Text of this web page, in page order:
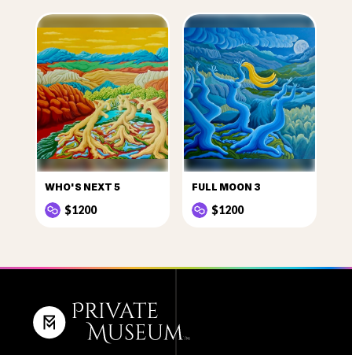
WHO'S NEXT 5
$1200
FULL MOON 3
$1200